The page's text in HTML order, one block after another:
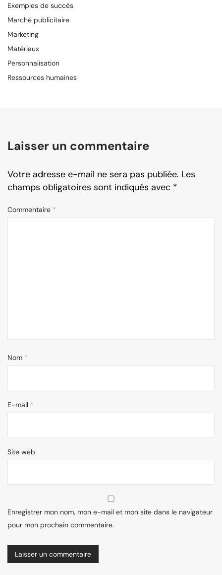
Exemples de succès
Marché publicitaire
Marketing
Matériaux
Personnalisation
Ressources humaines
Laisser un commentaire
Votre adresse e-mail ne sera pas publiée. Les
champs obligatoires sont indiqués avec *
Commentaire *
Nom *
E-mail *
Site web
Enregistrer mon nom, mon e-mail et mon site dans le navigateur
pour mon prochain commentaire.